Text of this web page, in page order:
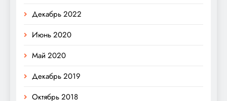
Декабрь 2022
Июнь 2020
Май 2020
Декабрь 2019
Октябрь 2018